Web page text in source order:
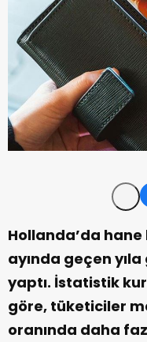
Hollanda’da hane
ayında geçen
yaptı. İstatistik
göre, tüketiciler
oranında daha